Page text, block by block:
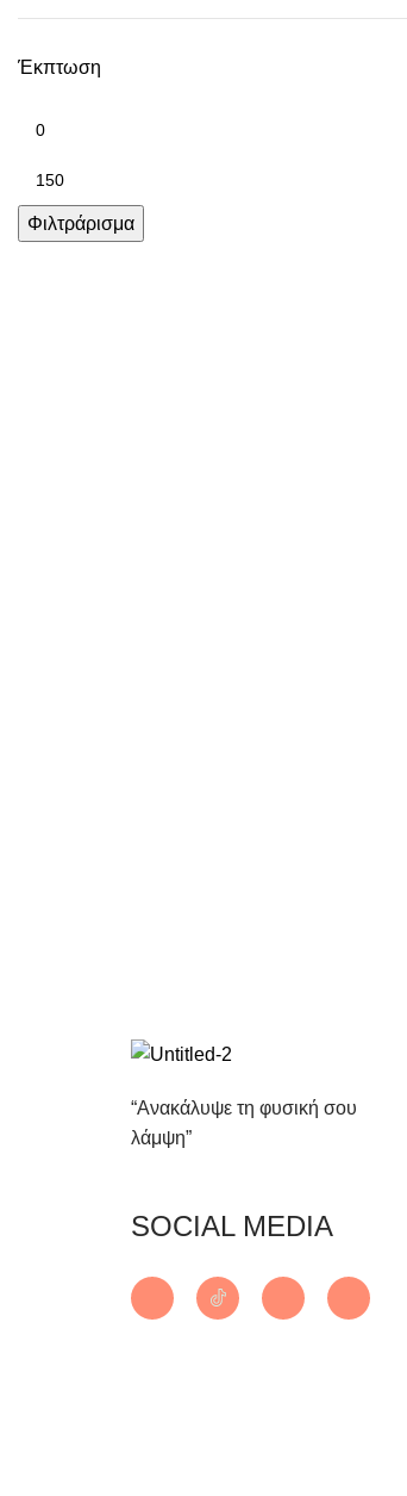
Έκπτωση
Φιλτράρισμα
“Ανακάλυψε τη φυσική σου
λάμψη”
SOCIAL MEDIA